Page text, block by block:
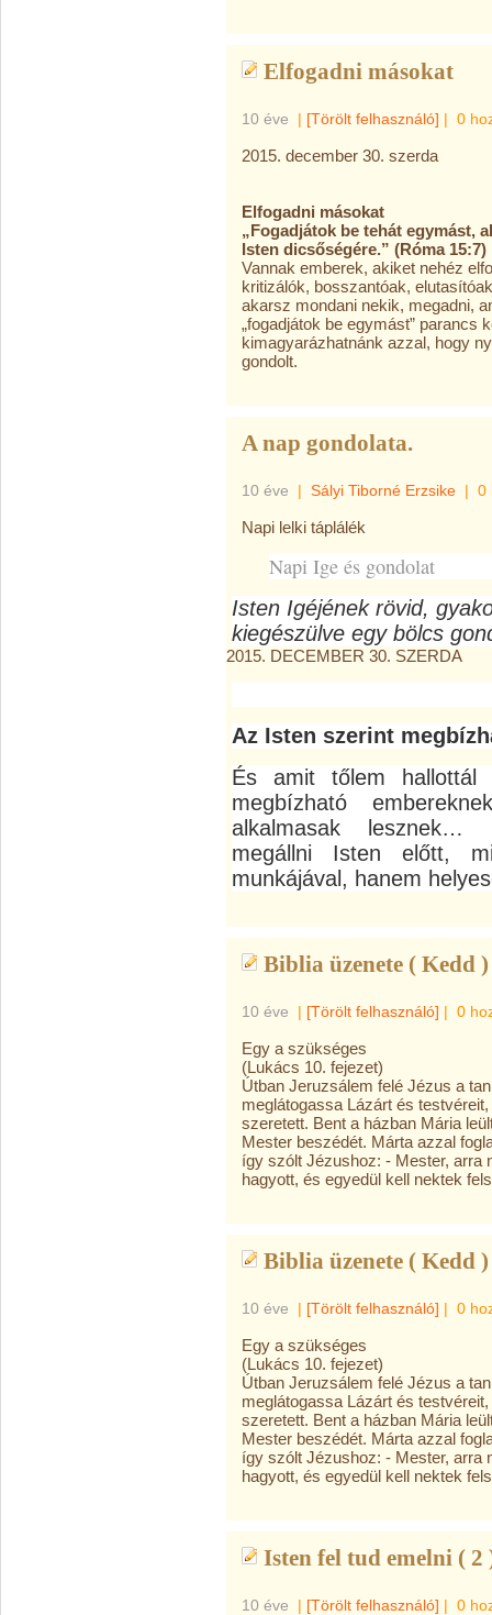
Elfogadni másokat
10 éve | [Törölt felhasználó] | 0
2015. december 30. szerda
Elfogadni másokat
„Fogadjátok be tehát egymást,
Isten dicsőségére.” (Róma 15:7)
Vannak emberek, akiket nehéz
kritizálók, bosszantóak,
akarsz mondani nekik, megadni,
„fogadjátok be egymást” parancs
kimagyarázhatnánk azzal, hogy
gondolt.
A nap gondolata.
10 éve | Sályi Tiborné Erzsike | 0
Napi lelki táplálék
Napi Ige és gondolat
Isten Igéjének rövid,
kiegészülve egy bölcs
2015. DECEMBER 30. SZERDA
Az Isten szerint
És amit tőlem
megbízható
alkalmasak lesznek…
megállni Isten előtt,
munkájával, hanem
Biblia üzenete ( Kedd )
10 éve | [Törölt felhasználó] | 0
Egy a szükséges
(Lukács 10. fejezet)
Útban Jeruzsálem felé Jézus a
meglátogassa Lázárt és
szeretett. Bent a házban Mária
Mester beszédét. Márta azzal
így szólt Jézushoz: - Mester, arra
hagyott, és egyedül kell nektek
Biblia üzenete ( Kedd )
10 éve | [Törölt felhasználó] | 0
Egy a szükséges
(Lukács 10. fejezet)
Útban Jeruzsálem felé Jézus a
meglátogassa Lázárt és
szeretett. Bent a házban Mária
Mester beszédét. Márta azzal
így szólt Jézushoz: - Mester, arra
hagyott, és egyedül kell nektek
Isten fel tud emelni ( 2
10 éve | [Törölt felhasználó] | 0